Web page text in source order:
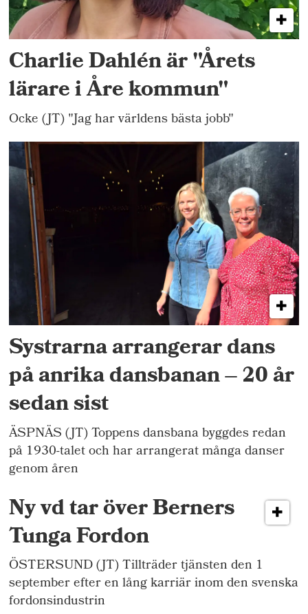
Charlie Dahlén är "Årets
lärare i Åre kommun"
Ocke (JT) "Jag har världens bästa jobb"
Systrarna arrangerar dans
på anrika dansbanan – 20 år
sedan sist
ÄSPNÄS (JT) Toppens dansbana byggdes redan
på 1930-talet och har arrangerat många danser
genom åren
Ny vd tar över Berners
Tunga Fordon
ÖSTERSUND (JT) Tillträder tjänsten den 1
september efter en lång karriär inom den svenska
fordonsindustrin